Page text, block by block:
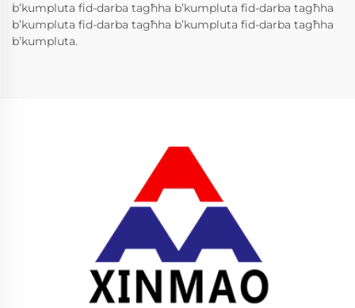
b’kumpluta fid-darba tagħha b’kumpluta fid-darba tagħha
b’kumpluta fid-darba tagħha b’kumpluta fid-darba tagħha
b’kumpluta.